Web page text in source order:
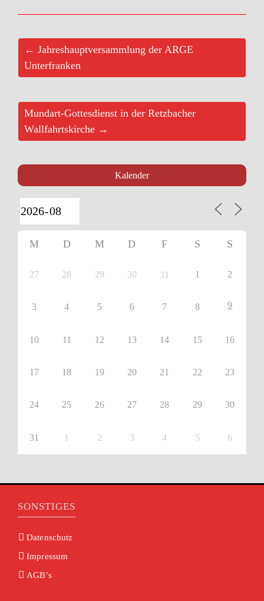
← Jahreshauptversammlung der ARGE
Unterfranken
Mundart-Gottesdienst in der Retzbacher
Wallfahrtskirche →
Kalender
M D M D F S S
27 28 29 30 31 1 2
3 4 5 6 7 8 9
10 11 12 13 14 15 16
17 18 19 20 21 22 23
24 25 26 27 28 29 30
31 1 2 3 4 5 6
SONSTIGES
Datenschutz
Impressum
AGB’s